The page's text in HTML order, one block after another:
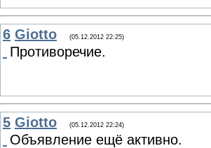
6 Giotto (05.12.2012 22:25)
Противоречие.
5 Giotto (05.12.2012 22:24)
Объявление ещё активно.